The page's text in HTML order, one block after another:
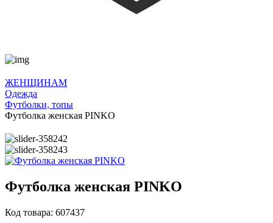
ЖЕНЩИНАМ
Одежда
Футболки, топы
Футболка женская PINKO
Футболка женская PINKO
Код товара: 607437